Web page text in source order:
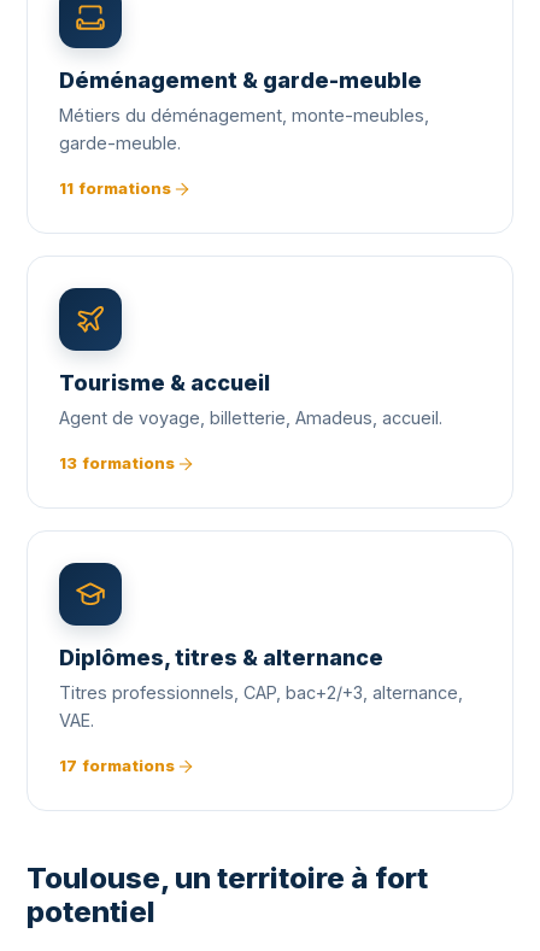
Déménagement & garde-meuble
Métiers du déménagement, monte-meubles,
garde-meuble.
11 formations
Tourisme & accueil
Agent de voyage, billetterie, Amadeus, accueil.
13 formations
Diplômes, titres & alternance
Titres professionnels, CAP, bac+2/+3, alternance,
VAE.
17 formations
Toulouse, un territoire à fort
potentiel